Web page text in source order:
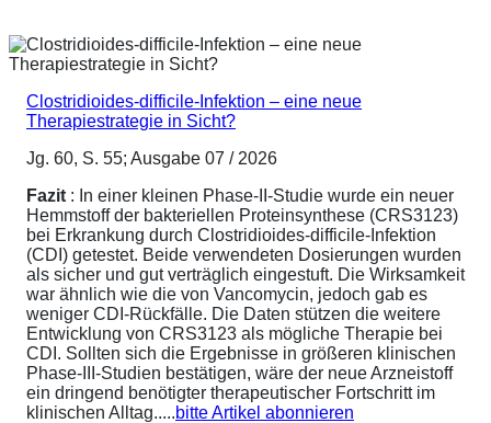
Clostridioides-difficile-Infektion – eine neue
Therapiestrategie in Sicht?
Jg. 60, S. 55; Ausgabe 07 / 2026
Fazit : In einer kleinen Phase-II-Studie wurde ein neuer
Hemmstoff der bakteriellen Proteinsynthese (CRS3123)
bei Erkrankung durch Clostridioides-difficile-Infektion
(CDI) getestet. Beide verwendeten Dosierungen wurden
als sicher und gut verträglich eingestuft. Die Wirksamkeit
war ähnlich wie die von Vancomycin, jedoch gab es
weniger CDI-Rückfälle. Die Daten stützen die weitere
Entwicklung von CRS3123 als mögliche Therapie bei
CDI. Sollten sich die Ergebnisse in größeren klinischen
Phase-III-Studien bestätigen, wäre der neue Arzneistoff
ein dringend benötigter therapeutischer Fortschritt im
klinischen Alltag.....bitte Artikel abonnieren